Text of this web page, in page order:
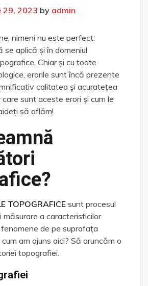
29, 2023 by admin
nimeni nu este perfect.
se aplică și în domeniul
Chiar și cu toate
erorile sunt încă prezente
calitatea și acuratețea
sunt aceste erori și cum le
să aflăm!
TOPOGRAFICE sunt procesul
măsurare a caracteristicilor
de pe suprafața
am ajuns aici? Să aruncăm o
topografiei.